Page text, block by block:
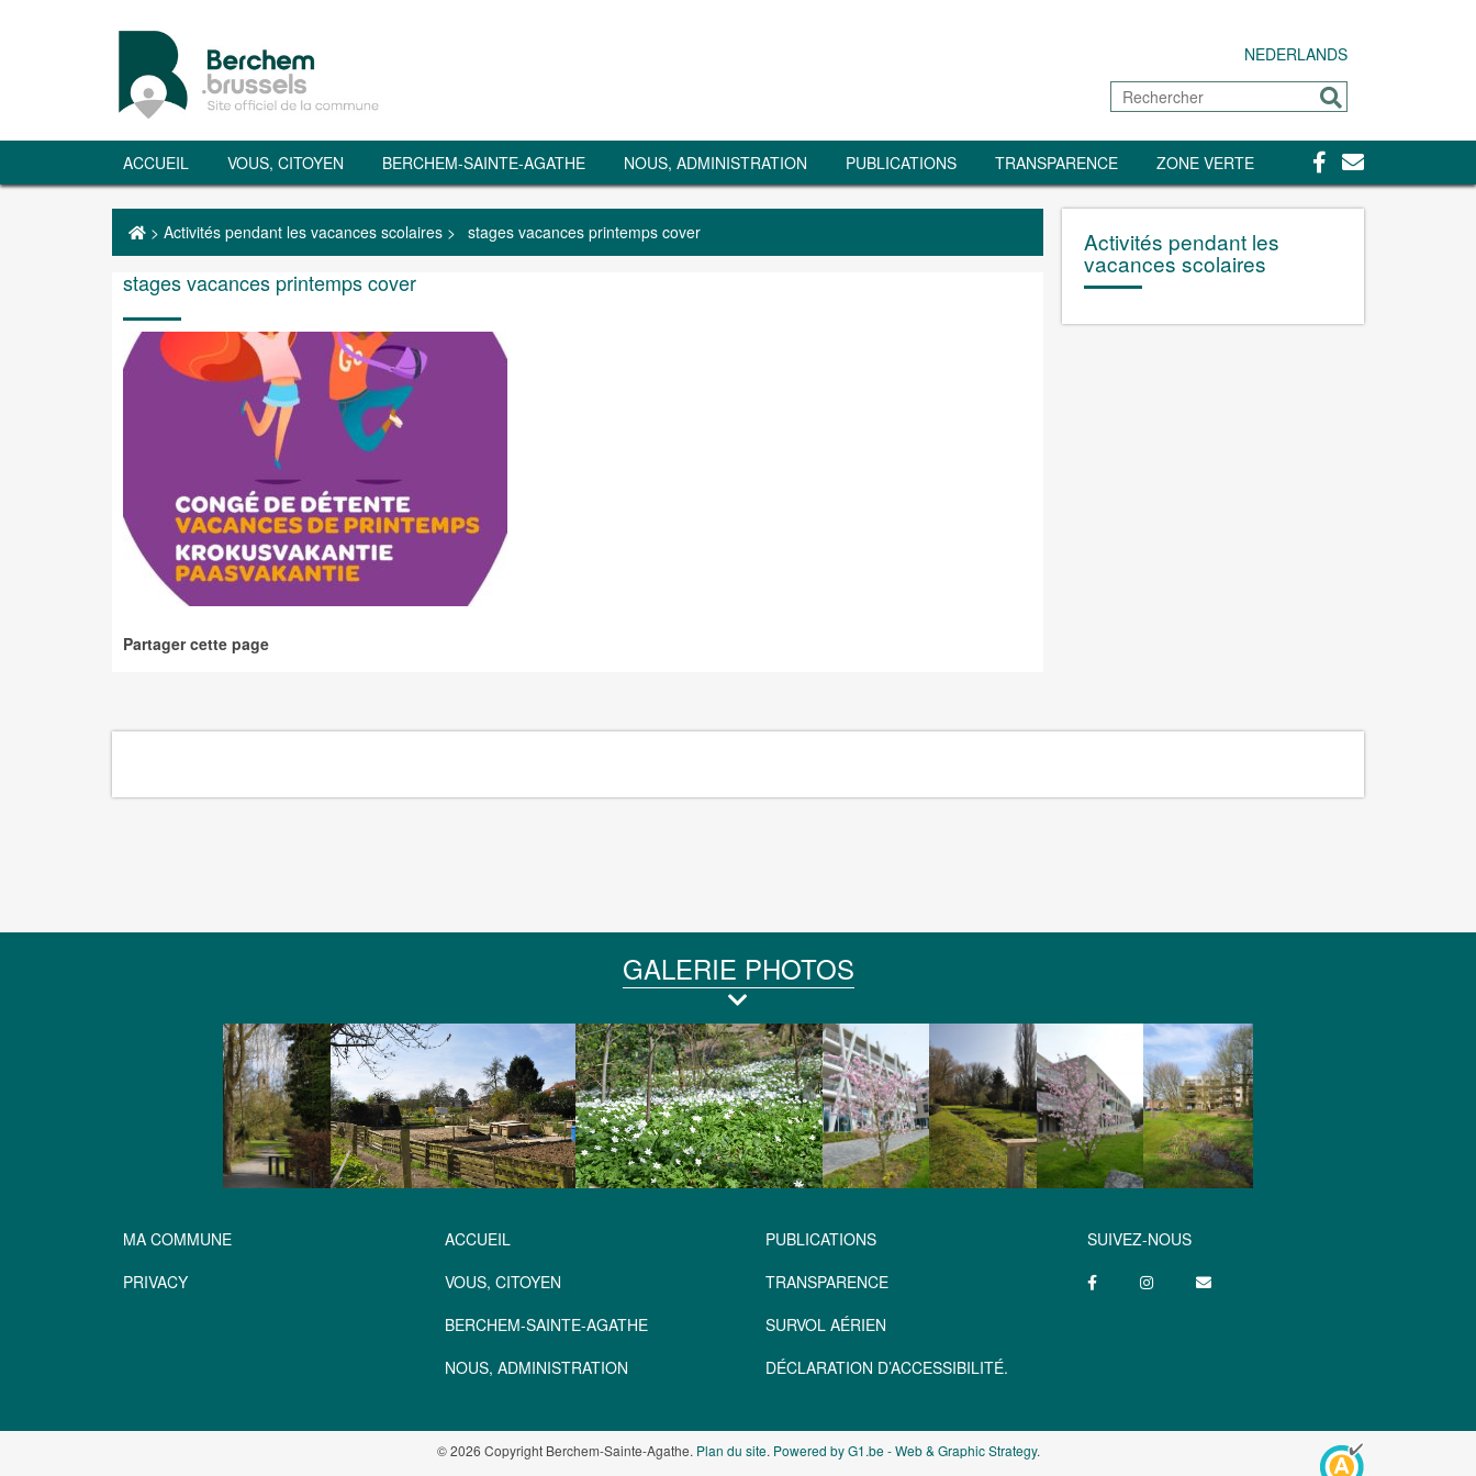
NEDERLANDS
Rechercher
Envoyer
ACCUEIL VOUS, CITOYEN BERCHEM-SAINTE-AGATHE NOUS, ADMINISTRATION PUBLICATIONS TRANSPARENCE ZONE VERTE Facebook
Contact
> Activités pendant les vacances scolaires > stages vacances printemps cover
stages vacances printemps cover
Partager cette page
Activités pendant les
vacances scolaires
GALERIE PHOTOS
MA COMMUNE
PRIVACY
ACCUEIL
VOUS, CITOYEN
BERCHEM-SAINTE-AGATHE
NOUS, ADMINISTRATION
PUBLICATIONS
TRANSPARENCE
SURVOL AÉRIEN
DÉCLARATION D’ACCESSIBILITÉ.
SUIVEZ-NOUS
© 2026 Copyright Berchem-Sainte-Agathe. Plan du site. Powered by G1.be - Web & Graphic Strategy.